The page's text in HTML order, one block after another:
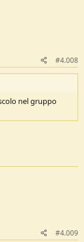
#4.008
nel gruppo
#4.009